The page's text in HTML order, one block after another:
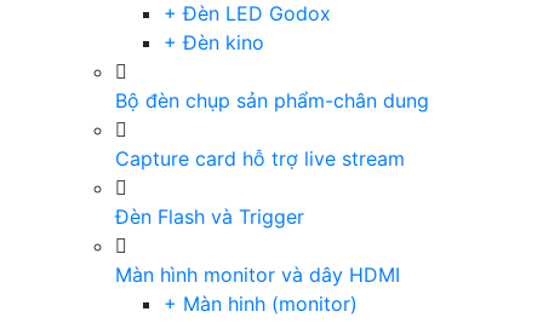
+ Đèn LED Godox
+ Đèn kino
Bộ đèn chụp sản phẩm-chân dung
Capture card hỗ trợ live stream
Đèn Flash và Trigger
Màn hình monitor và dây HDMI
+ Màn hinh (monitor)